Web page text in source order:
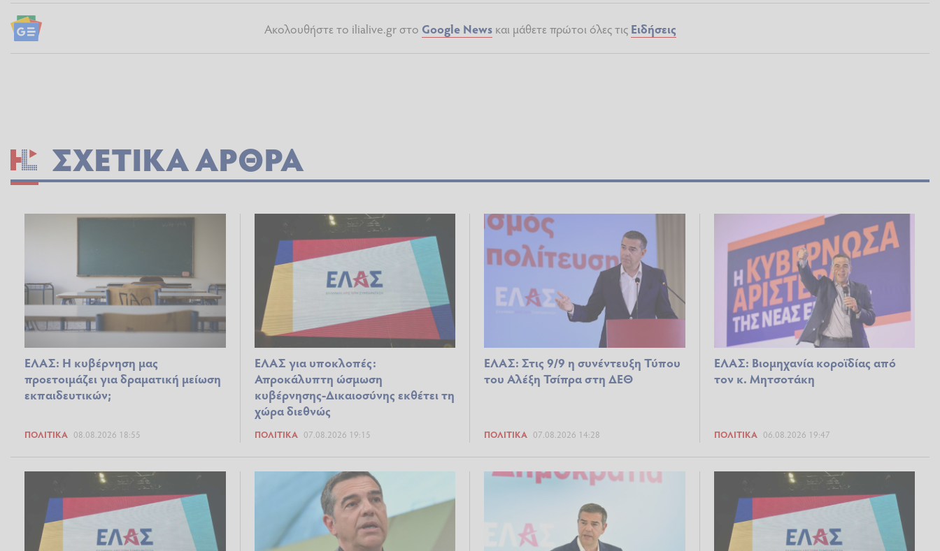
Ακολουθήστε το ilialive.gr στο Google Newsκαι μάθετε πρώτοι όλες τις Ειδήσεις
ΣΧΕΤΙΚΆ ΆΡΘΡΑ
ΕΛΑΣ: Η κυβέρνηση μας
προετοιμάζει για δραματική μείωση
εκπαιδευτικών;
ΠΟΛΙΤΙΚΆ 08.08.2026 18:55
ΕΛΑΣ για υποκλοπές:
Απροκάλυπτη ώσμωση
κυβέρνησης-Δικαιοσύνης εκθέτει τη
χώρα διεθνώς
ΠΟΛΙΤΙΚΆ 07.08.2026 19:15
ΕΛΑΣ: Στις 9/9 η συνέντευξη Τύπου
του Αλέξη Τσίπρα στη ΔΕΘ
ΠΟΛΙΤΙΚΆ 07.08.2026 14:28
ΕΛΑΣ: Βιομηχανία κοροϊδίας από
τον κ. Μητσοτάκη
ΠΟΛΙΤΙΚΆ 06.08.2026 19:47